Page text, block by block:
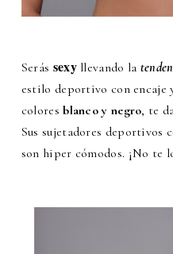
Serás sexyllevando la
estilo deportivo con encaje
coloresblanco y negro, te
Sus sujetadores deportivos
son hiper cómodos. ¡No te